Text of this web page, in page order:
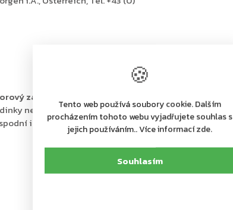
🍪
Tento web používá soubory cookie. Dalším
procházením tohoto webu vyjadřujete souhlas s
jejich používáním.. Více informací zde.
Souhlasím
zámek dodávaný spolu se 2 klíči
nebo menší šperky
i zadní straně